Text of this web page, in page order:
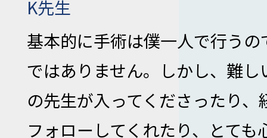
K先生
基本的に手術は僕一人で行う
ではありません。しかし、難
の先生が入ってくださったり
フォローしてくれたり、とても